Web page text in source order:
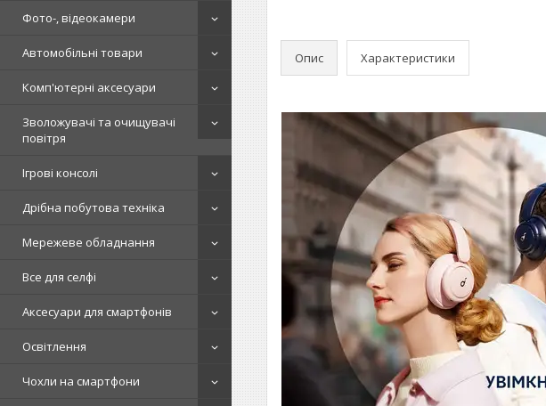
Фото-, відеокамери
Автомобільні товари
Комп'ютерні аксесуари
Зволожувачі та очищувачі
повітря
Ігрові консолі
Дрібна побутова техніка
Мережеве обладнання
Все для селфі
Аксесуари для смартфонів
Освітлення
Чохли на смартфони
Опис Характеристики